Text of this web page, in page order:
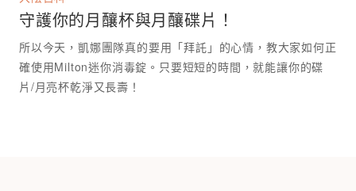
守護你的月釀杯與月釀碟片！
所以今天，凱娜團隊真的要用「拜託」的心情，教大家如何正
確使用Milton迷你消毒錠。只要短短的時間，就能讓你的碟